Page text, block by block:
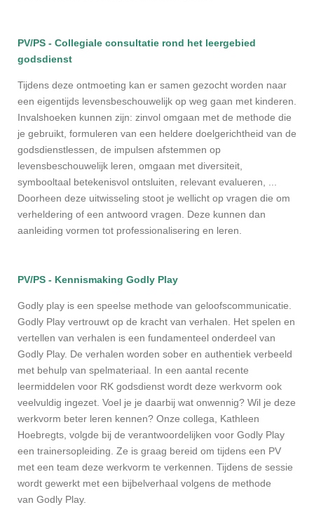
PV/PS - Collegiale consultatie rond het leergebied
godsdienst
Tijdens deze ontmoeting kan er samen gezocht worden naar
een eigentijds levensbeschouwelijk op weg gaan met kinderen.
Invalshoeken kunnen zijn: zinvol omgaan met de methode die
je gebruikt, formuleren van een heldere doelgerichtheid van de
godsdienstlessen, de impulsen afstemmen op
levensbeschouwelijk leren, omgaan met diversiteit,
symbooltaal betekenisvol ontsluiten, relevant evalueren, ...
Doorheen deze uitwisseling stoot je wellicht op vragen die om
verheldering of een antwoord vragen. Deze kunnen dan
aanleiding vormen tot professionalisering en leren.
PV/PS - Kennismaking Godly Play
Godly play is een speelse methode van geloofscommunicatie.
Godly Play vertrouwt op de kracht van verhalen. Het spelen en
vertellen van verhalen is een fundamenteel onderdeel van
Godly Play. De verhalen worden sober en authentiek verbeeld
met behulp van spelmateriaal. In een aantal recente
leermiddelen voor RK godsdienst wordt deze werkvorm ook
veelvuldig ingezet. Voel je je daarbij wat onwennig? Wil je deze
werkvorm beter leren kennen? Onze collega, Kathleen
Hoebregts, volgde bij de verantwoordelijken voor Godly Play
een trainersopleiding. Ze is graag bereid om tijdens een PV
met een team deze werkvorm te verkennen. Tijdens de sessie
wordt gewerkt met een bijbelverhaal volgens de methode
van Godly Play.